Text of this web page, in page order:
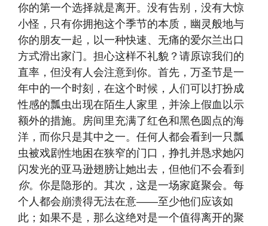
你的第一个选择就是离开。没有告别，没有大惊
小怪，只有你拥抱这个季节的本质，幽灵般地与
你的朋友一起，以一种快速、无痛的爱尔兰出口
方式滑出家门。担心这样不礼貌？请原谅我们的
直率，但没有人会注意到你。首先，万圣节是一
年中的一个时刻，在这个时候，人们可以打扮成
性感的瓢虫出现在陌生人家里，并涂上假血以示
额外的措施。房间里充满了红色和黑色圆点的海
洋，而你只是其中之一。任何人都会看到一只瓢
虫被戏剧性地困在狭窄的门口，挣扎并恳求她闪
闪发光的亚马逊翅膀让她出去，但他们不会看到
你。你是隐形的。其次，这是一场家庭聚会。每
个人都会崩溃得无法在意——至少他们应该如
此；如果不是，那么这绝对是一个值得离开的聚